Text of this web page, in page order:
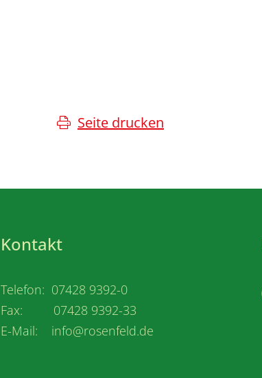
Seite drucken
Kontakt
Telefon: 07428 9392-0
Fax: 07428 9392-33
E-Mail: info@rosenfeld.de